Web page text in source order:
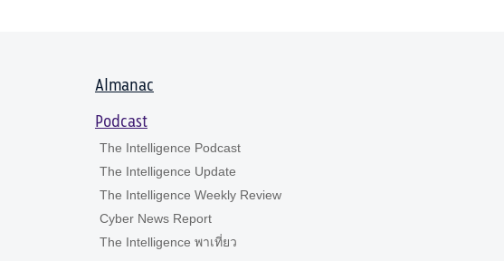
Almanac
Podcast
The Intelligence Podcast
The Intelligence Update
The Intelligence Weekly Review
Cyber News Report
The Intelligence พาเที่ยว